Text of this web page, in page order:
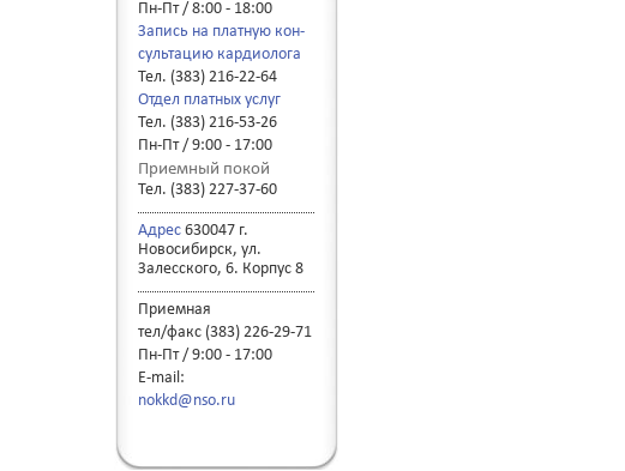
Пн-Пт / 8:00 - 18:00
Запись на платную кон-
сультацию кардиолога
Тел. (383) 216-22-64
Отдел платных услуг
Тел. (383) 216-53-26
Пн-Пт / 9:00 - 17:00
Приемный покой
Тел. (383) 227-37-60
Адрес630047 г.
Новосибирск, ул.
Залесского, 6. Корпус 8
Приемная
тел/факс (383) 226-29-71
Пн-Пт / 9:00 - 17:00
E-mail:
nokkd@nso.ru